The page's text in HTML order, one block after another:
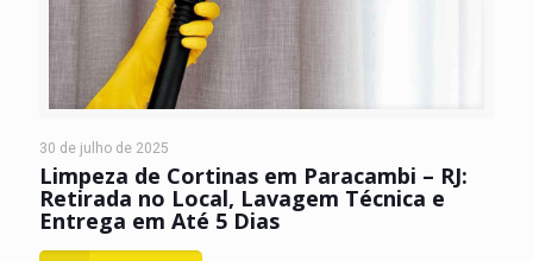
30 de julho de 2025
Limpeza de Cortinas em Paracambi – RJ:
Retirada no Local, Lavagem Técnica e
Entrega em Até 5 Dias